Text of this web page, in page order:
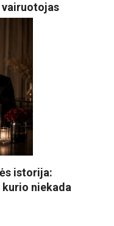
istorija:
niekada